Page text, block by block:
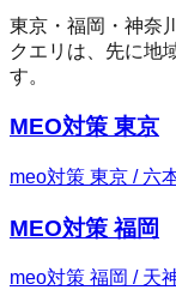
東京・福岡・神奈
クエリは、先に地
す。
MEO対策 東京
meo対策 東京 / 六
MEO対策 福岡
meo対策 福岡 / 天